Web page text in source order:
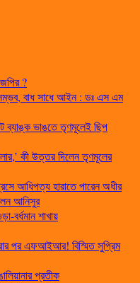
?
বাধ সাধে আইন : ডঃ এস এম
ভাঙতে তৃণমূলেই ছিপ
কী উত্তর দিলেন তৃণমূলের
আধিপত্য হারাতে পারেন অধীর
আনিসুর
বর্ধমান শাখায়
পর এফআইআর! বিস্মিত সুপ্রিম
প্রতীক